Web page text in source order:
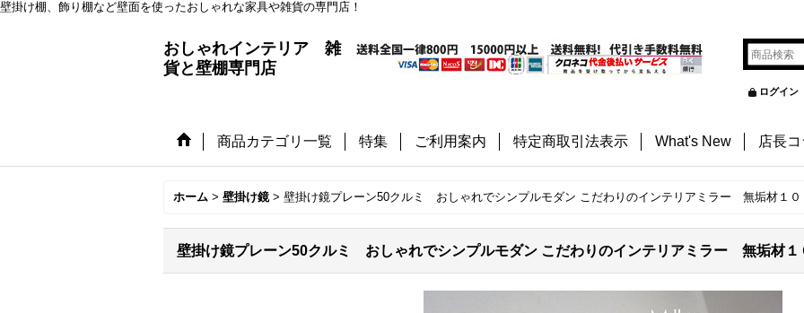
壁掛け棚、飾り棚など壁面を使ったおしゃれな家具や雑貨の専門店！
おしゃれインテリア 雑
貨と壁棚専門店
ログイン
商品カテゴリ一覧 特集 ご利用案内 特定商取引法表示 What's New 店長コ
ホーム > 壁掛け鏡 > 壁掛け鏡プレーン50クルミ おしゃれでシンプルモダン こだわりのインテリアミラー 無垢材１０
壁掛け鏡プレーン50クルミ おしゃれでシンプルモダン こだわりのインテリアミラー 無垢材１